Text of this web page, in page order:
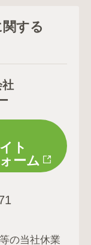
する
社
ト
ーム
の当社休業